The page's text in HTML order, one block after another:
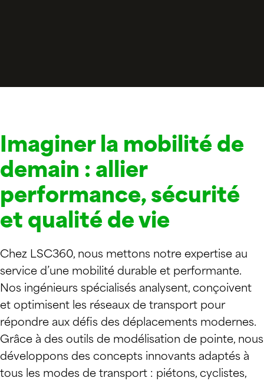
Imaginer la mobilité de
demain : allier
performance, sécurité
et qualité de vie
Chez LSC360, nous mettons notre expertise au
service d’une mobilité durable et performante.
Nos ingénieurs spécialisés analysent, conçoivent
et optimisent les réseaux de transport pour
répondre aux défis des déplacements modernes.
Grâce à des outils de modélisation de pointe, nous
développons des concepts innovants adaptés à
tous les modes de transport : piétons, cyclistes,